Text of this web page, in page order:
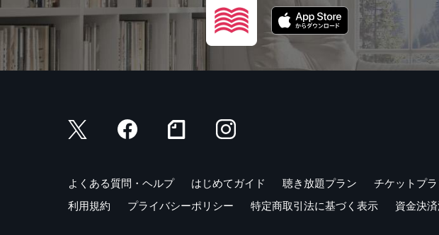
よくある質問・ヘルプ はじめてガイド 聴き放題プラン チケットプ
利用規約
プライバシーポリシー 特定商取引法に基づく表示 資金決